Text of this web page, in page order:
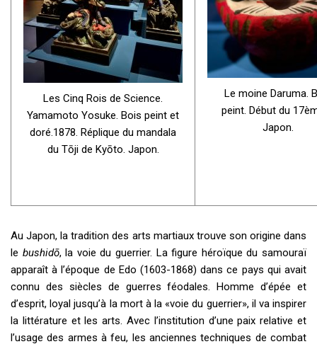
Les Cinq Rois de Science.
Yamamoto Yosuke. Bois peint et
doré.1878. Réplique du mandala
du Tōji de Kyōto. Japon.
Le moine Daruma.
peint. Début du
Japon.
Au Japon, la tradition des arts martiaux trouve son origine dans
le bushidō, la voie du guerrier. La figure héroïque du samouraï
apparaît à l’époque de Edo (1603-1868) dans ce pays qui avait
connu des siècles de guerres féodales. Homme d’épée et
d’esprit, loyal jusqu’à la mort à la «voie du guerrier», il va inspirer
la littérature et les arts. Avec l’institution d’une paix relative et
l’usage des armes à feu, les anciennes techniques de combat